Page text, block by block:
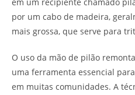
por um cabo de madeira,
mais grossa, que serve para
O uso da mão de pilão
uma ferramenta essencial
em muitas comunidades. A